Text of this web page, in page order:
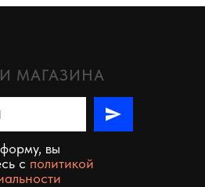
МАГАЗИНА
вы
c политикой